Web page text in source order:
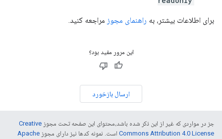
برای اطلاعات بیشتر، به راهنمای مجوز مراجعه کنید.
این مرور مفید بود؟
ارسال بازخورد
جز در مواردی که غیر از این ذکر شده باشد،‌محتوای این صفحه تحت مجوز Creative
Commons Attribution 4.0 License است. نمونه کدها نیز دارای مجوز Apache